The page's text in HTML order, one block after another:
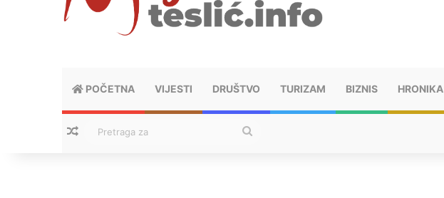
POČETNA VIJESTI DRUŠTVO TURIZAM BIZNIS HRONIKA
Nasumični tekstovi